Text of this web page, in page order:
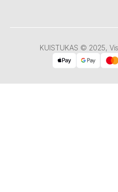
KUISTUKAS © 2025,